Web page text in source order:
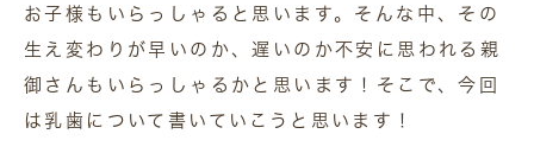
お子様もいらっしゃると思います。そんな中、その
生え変わりが早いのか、遅いのか不安に思われる親
御さんもいらっしゃるかと思います！そこで、今回
は乳歯について書いていこうと思います！